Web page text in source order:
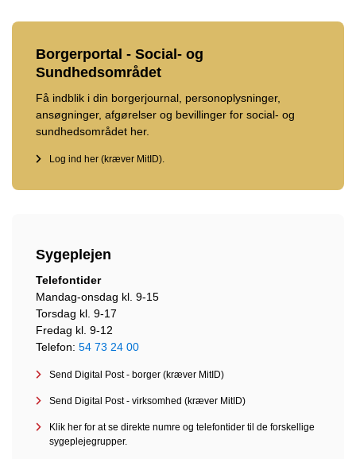
Borgerportal - Social- og
Sundhedsområdet
Få indblik i din borgerjournal, personoplysninger,
ansøgninger, afgørelser og bevillinger for social- og
sundhedsområdet her.
Log ind her (kræver MitID).
Sygeplejen
Telefontider
Mandag-onsdag kl. 9-15
Torsdag kl. 9-17
Fredag kl. 9-12
Telefon: 54 73 24 00
Send Digital Post - borger (kræver MitID)
Send Digital Post - virksomhed (kræver MitID)
Klik her for at se direkte numre og telefontider til de forskellige
sygeplejegrupper.